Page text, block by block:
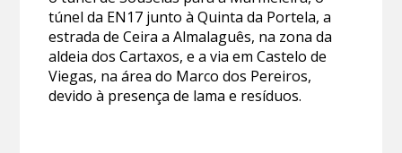
túnel da EN17 junto à Quinta da Portela, a
estrada de Ceira a Almalaguês, na zona da
aldeia dos Cartaxos, e a via em Castelo de
Viegas, na área do Marco dos Pereiros,
devido à presença de lama e resíduos.